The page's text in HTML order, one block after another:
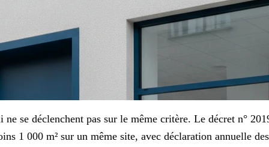
se déclenchent pas sur le même critère. Le décret n°
1 000 m² sur un même site, avec déclaration annuelle